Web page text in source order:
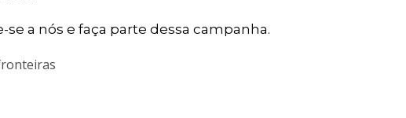
a nós e faça parte dessa campanha.